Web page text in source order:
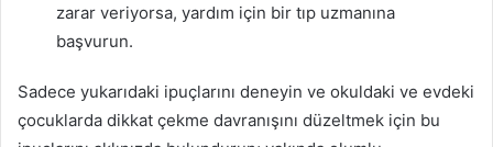
zarar veriyorsa, yardım için bir tıp uzmanına
başvurun.
Sadece yukarıdaki ipuçlarını deneyin ve okuldaki ve evdeki
çocuklarda dikkat çekme davranışını düzeltmek için bu